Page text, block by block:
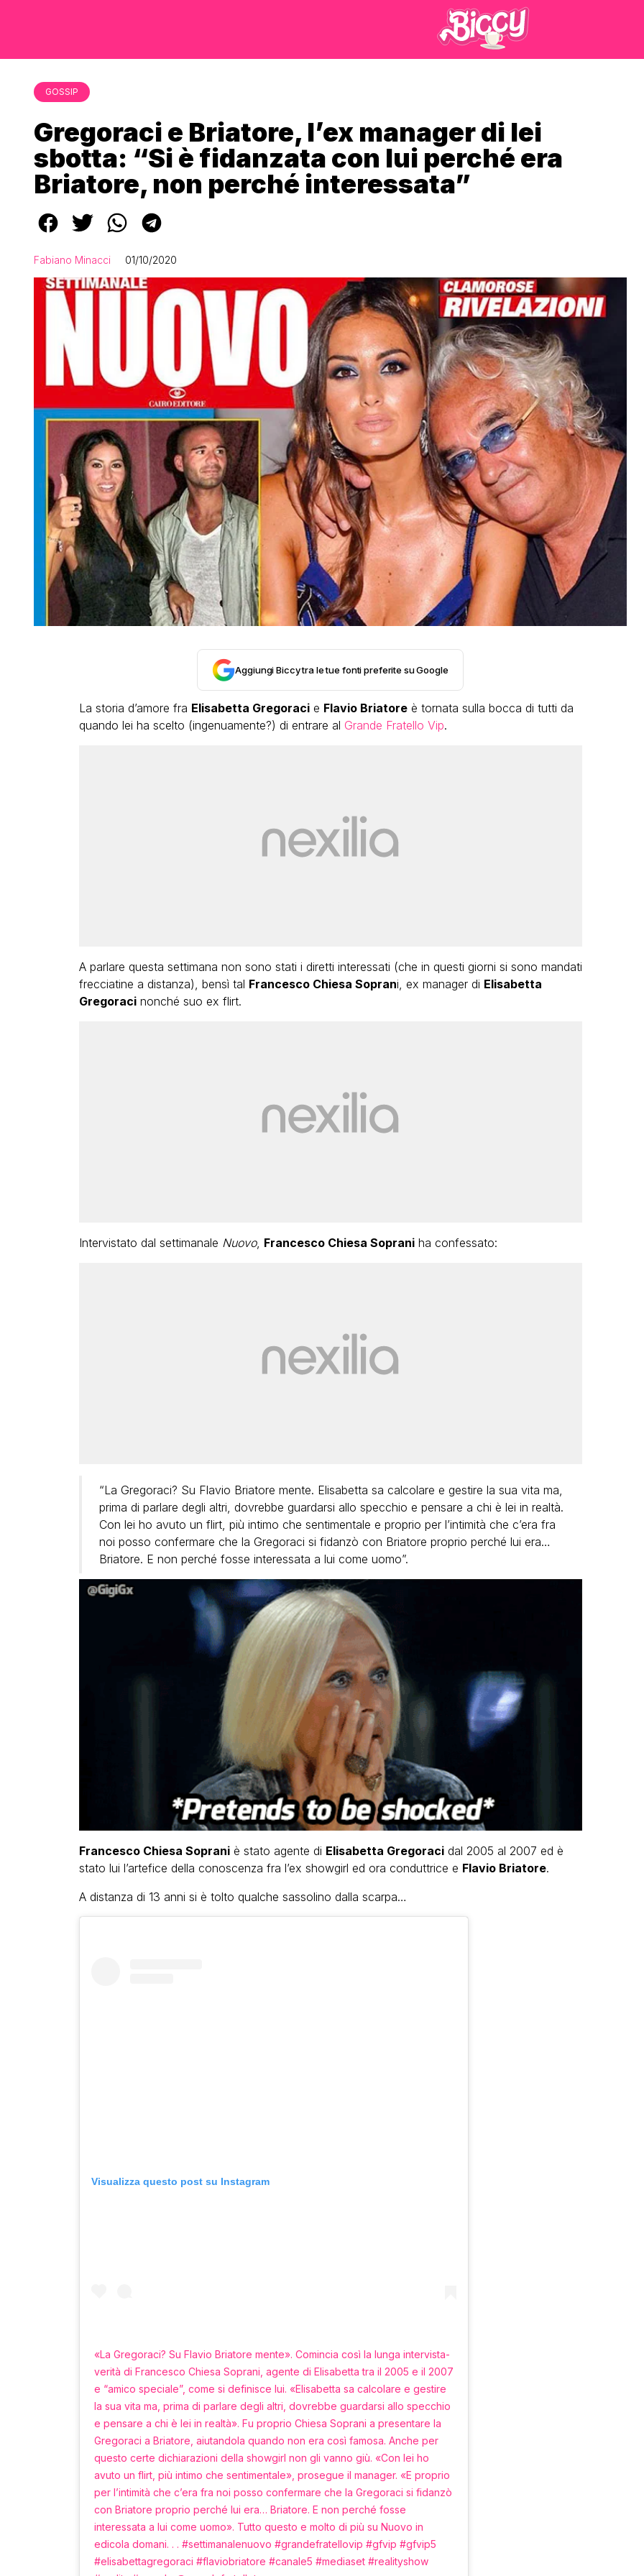
GOSSIP
Gregoraci e Briatore, l’ex manager di lei
sbotta: “Si è fidanzata con lui perché era
Briatore, non perché interessata”
Fabiano Minacci 01/10/2020
Aggiungi Biccy tra le tue fonti preferite su Google
La storia d’amore fra Elisabetta Gregoracie Flavio Briatoreè tornata sulla bocca di tutti da
quando lei ha scelto (ingenuamente?) di entrare al Grande Fratello Vip.
A parlare questa settimana non sono stati i diretti interessati (che in questi giorni si sono mandati
frecciatine a distanza), bensì tal Francesco Chiesa Soprani, ex manager di Elisabetta
Gregoracinonché suo ex flirt.
Intervistato dal settimanale Nuovo, Francesco Chiesa Sopraniha confessato:
“La Gregoraci? Su Flavio Briatore mente. Elisabetta sa calcolare e gestire la sua vita ma,
prima di parlare degli altri, dovrebbe guardarsi allo specchio e pensare a chi è lei in realtà.
Con lei ho avuto un flirt, più intimo che sentimentale e proprio per l’intimità che c’era fra
noi posso confermare che la Gregoraci si fidanzò con Briatore proprio perché lui era…
Briatore. E non perché fosse interessata a lui come uomo”.
Francesco Chiesa Sopraniè stato agente di Elisabetta Gregoracidal 2005 al 2007 ed è
stato lui l’artefice della conoscenza fra l’ex showgirl ed ora conduttrice e Flavio Briatore.
A distanza di 13 anni si è tolto qualche sassolino dalla scarpa…
Visualizza questo post su Instagram
«La Gregoraci? Su Flavio Briatore mente». Comincia così la lunga intervista-
verità di Francesco Chiesa Soprani, agente di Elisabetta tra il 2005 e il 2007
e “amico speciale”, come si definisce lui. «Elisabetta sa calcolare e gestire
la sua vita ma, prima di parlare degli altri, dovrebbe guardarsi allo specchio
e pensare a chi è lei in realtà». Fu proprio Chiesa Soprani a presentare la
Gregoraci a Briatore, aiutandola quando non era così famosa. Anche per
questo certe dichiarazioni della showgirl non gli vanno giù. «Con lei ho
avuto un flirt, più intimo che sentimentale», prosegue il manager. «E proprio
per l’intimità che c’era fra noi posso confermare che la Gregoraci si fidanzò
con Briatore proprio perché lui era… Briatore. E non perché fosse
interessata a lui come uomo». Tutto questo e molto di più su Nuovo in
edicola domani. . . #settimanalenuovo #grandefratellovip #gfvip #gfvip5
#elisabettagregoraci #flaviobriatore #canale5 #mediaset #realityshow